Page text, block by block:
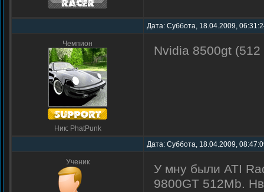
Дата: Суббота, 18.04.2009,
Чемпион
Ник: PhatPunk
Nvidia 8500gt
Дата: Суббота, 18.04.2009,
Ученик
У мну были ATI
9800GT 512Mb.